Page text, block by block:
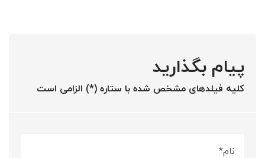
پیام بگذارید
کلیه فیلدهای مشخص شده با ستاره (*) الزامی است